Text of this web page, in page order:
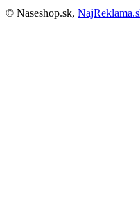
© Naseshop.sk,